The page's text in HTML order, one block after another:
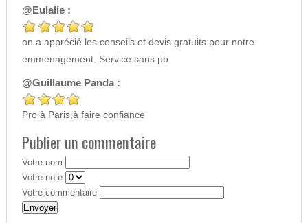
@Eulalie :
on a apprécié les conseils et devis gratuits pour notre
emmenagement. Service sans pb
@Guillaume Panda :
Pro à Paris,à faire confiance
Publier un commentaire
Votre nom
Votre note
Votre commentaire